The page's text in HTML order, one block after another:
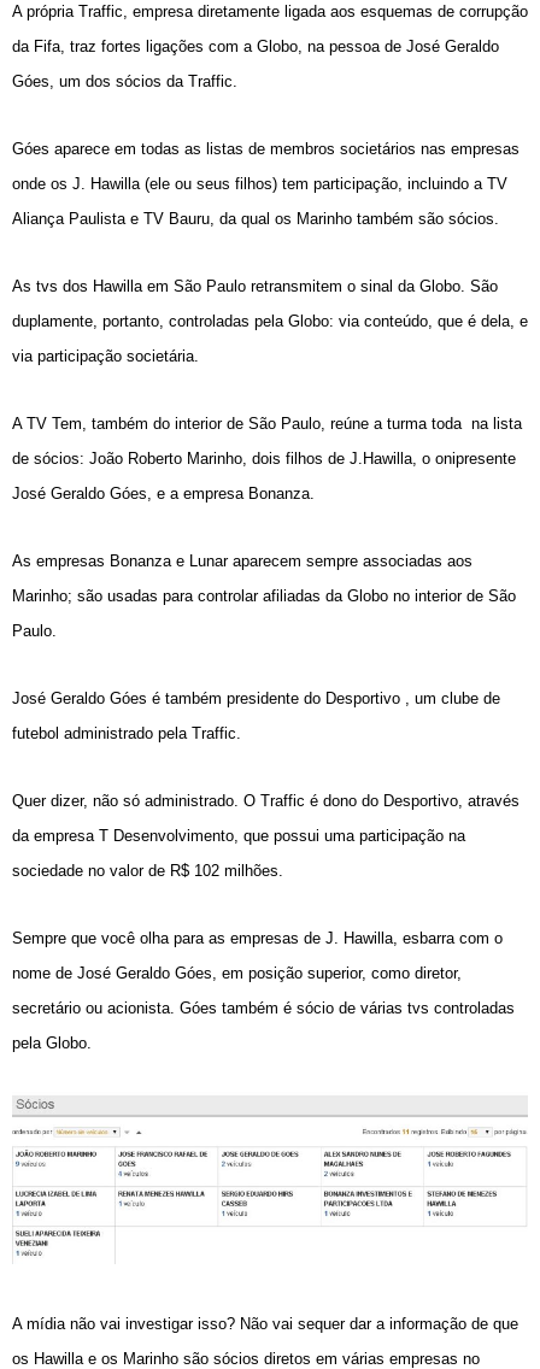
A própria Traffic, empresa diretamente ligada aos esquemas de corrupção
da Fifa, traz fortes ligações com a Globo, na pessoa de José Geraldo
Góes, um dos sócios da Traffic.
Góes aparece em todas as listas de membros societários nas empresas
onde os J. Hawilla (ele ou seus filhos) tem participação, incluindo a TV
Aliança Paulista e TV Bauru, da qual os Marinho também são sócios.
As tvs dos Hawilla em São Paulo retransmitem o sinal da Globo. São
duplamente, portanto, controladas pela Globo: via conteúdo, que é dela, e
via participação societária.
A TV Tem, também do interior de São Paulo, reúne a turma toda na lista
de sócios: João Roberto Marinho, dois filhos de J.Hawilla, o onipresente
José Geraldo Góes, e a empresa Bonanza.
As empresas Bonanza e Lunar aparecem sempre associadas aos
Marinho; são usadas para controlar afiliadas da Globo no interior de São
Paulo.
José Geraldo Góes é também presidente do Desportivo
, um clube de
futebol administrado pela Traffic.
Quer dizer, não só administrado. O Traffic é dono do Desportivo, através
da empresa T Desenvolvimento, que possui uma participação na
sociedade no valor de R$ 102 milhões.
Sempre que você olha para as empresas de J. Hawilla, esbarra com o
nome de José Geraldo Góes, em posição superior, como diretor,
secretário ou acionista. Góes também é sócio de várias tvs controladas
pela Globo.
A mídia não vai investigar isso? Não vai sequer dar a informação de que
os Hawilla e os Marinho são sócios diretos em várias empresas no